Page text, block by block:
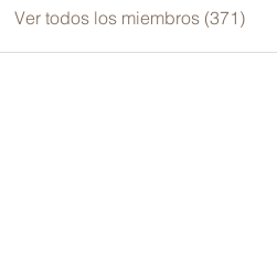
Ver todos los miembros (371)